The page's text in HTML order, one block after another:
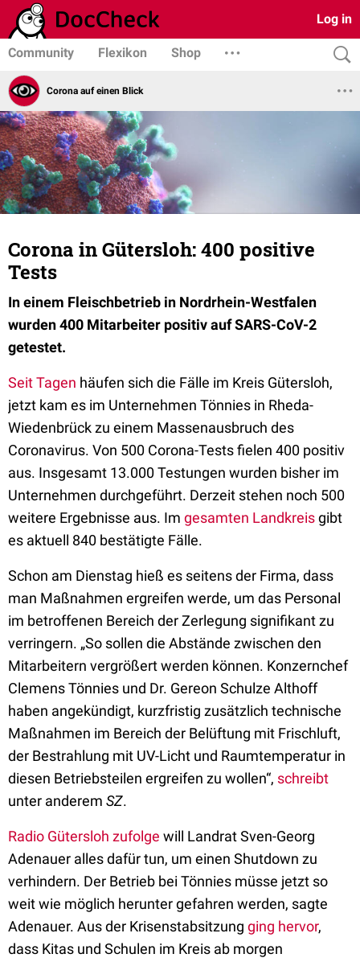
Log in
Community Flexikon Shop
Corona auf einen Blick
Corona in Gütersloh: 400 positive
Tests
In einem Fleischbetrieb in Nordrhein-Westfalen
wurden 400 Mitarbeiter positiv auf SARS-CoV-2
getestet.
Seit Tagen häufen sich die Fälle im Kreis Gütersloh,
jetzt kam es im Unternehmen Tönnies in Rheda-
Wiedenbrück zu einem Massenausbruch des
Coronavirus. Von 500 Corona-Tests fielen 400 positiv
aus. Insgesamt 13.000 Testungen wurden bisher im
Unternehmen durchgeführt. Derzeit stehen noch 500
weitere Ergebnisse aus. Im gesamten Landkreisgibt
es aktuell 840 bestätigte Fälle.
Schon am Dienstag hieß es seitens der Firma, dass
man Maßnahmen ergreifen werde, um das Personal
im betroffenen Bereich der Zerlegung signifikant zu
verringern. „So sollen die Abstände zwischen den
Mitarbeitern vergrößert werden können. Konzernchef
Clemens Tönnies und Dr. Gereon Schulze Althoff
haben angekündigt, kurzfristig zusätzlich technische
Maßnahmen im Bereich der Belüftung mit Frischluft,
der Bestrahlung mit UV-Licht und Raumtemperatur in
diesen Betriebsteilen ergreifen zu wollen“, schreibt
unter anderem SZ.
Radio Gütersloh zufolge will Landrat Sven-Georg
Adenauer alles dafür tun, um einen Shutdown zu
verhindern. Der Betrieb bei Tönnies müsse jetzt so
weit wie möglich herunter gefahren werden, sagte
Adenauer. Aus der Krisenstabsitzung ging hervor,
dass Kitas und Schulen im Kreis ab morgen